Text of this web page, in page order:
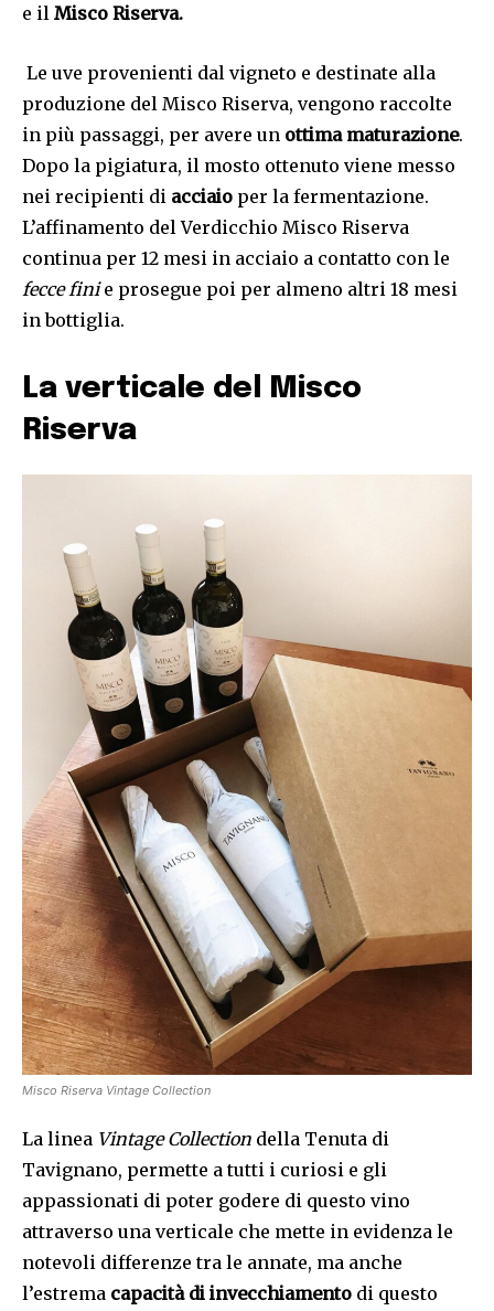
e il Misco Riserva.
Le uve provenienti dal vigneto e destinate alla
produzione del Misco Riserva, vengono raccolte
in più passaggi, per avere un ottima maturazione.
Dopo la pigiatura, il mosto ottenuto viene messo
nei recipienti di acciaio per la fermentazione.
L’affinamento del Verdicchio Misco Riserva
continua per 12 mesi in acciaio a contatto con le
fecce finie prosegue poi per almeno altri 18 mesi
in bottiglia.
La verticale del Misco
Riserva
Misco Riserva Vintage Collection
La linea Vintage Collection della Tenuta di
Tavignano, permette a tutti i curiosi e gli
appassionati di poter godere di questo vino
attraverso una verticale che mette in evidenza le
notevoli differenze tra le annate, ma anche
l’estrema capacità di invecchiamento di questo